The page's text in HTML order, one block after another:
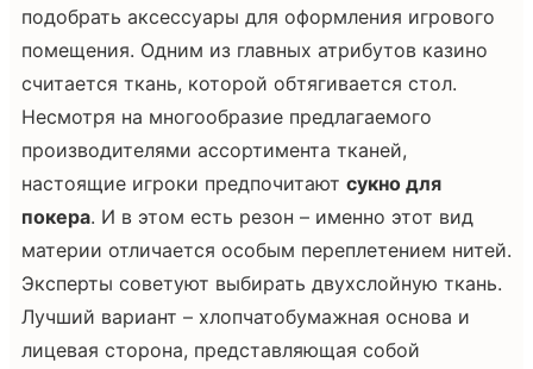
подобрать аксессуары для оформления игрового
помещения. Одним из главных атрибутов казино
считается ткань, которой обтягивается стол.
Несмотря на многообразие предлагаемого
производителями ассортимента тканей,
настоящие игроки предпочитают сукно для
покера. И в этом есть резон – именно этот вид
материи отличается особым переплетением нитей.
Эксперты советуют выбирать двухслойную ткань.
Лучший вариант – хлопчатобумажная основа и
лицевая сторона, представляющая собой